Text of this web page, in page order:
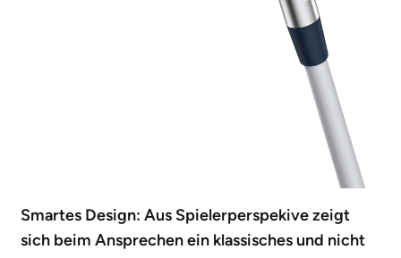
Smartes Design: Aus Spielerperspekive zeigt
sich beim Ansprechen ein klassisches und nicht